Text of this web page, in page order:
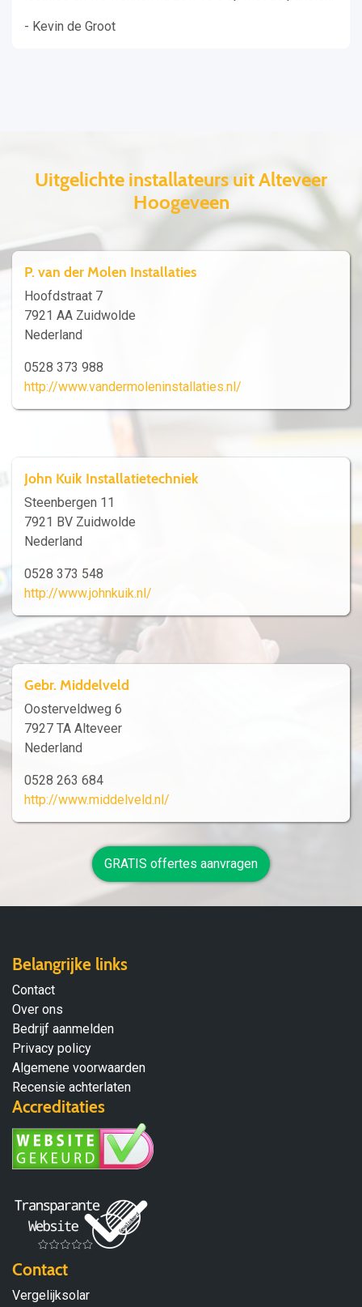
- Kevin de Groot
Uitgelichte installateurs uit Alteveer
Hoogeveen
P. van der Molen Installaties
Hoofdstraat 7
7921 AA Zuidwolde
Nederland
0528 373 988
http://www.vandermoleninstallaties.nl/
John Kuik Installatietechniek
Steenbergen 11
7921 BV Zuidwolde
Nederland
0528 373 548
http://www.johnkuik.nl/
Gebr. Middelveld
Oosterveldweg 6
7927 TA Alteveer
Nederland
0528 263 684
http://www.middelveld.nl/
GRATIS offertes aanvragen
Belangrijke links
Contact
Over ons
Bedrijf aanmelden
Privacy policy
Algemene voorwaarden
Recensie achterlaten
Accreditaties
Contact
Vergelijksolar